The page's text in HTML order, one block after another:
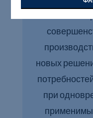
новых
при